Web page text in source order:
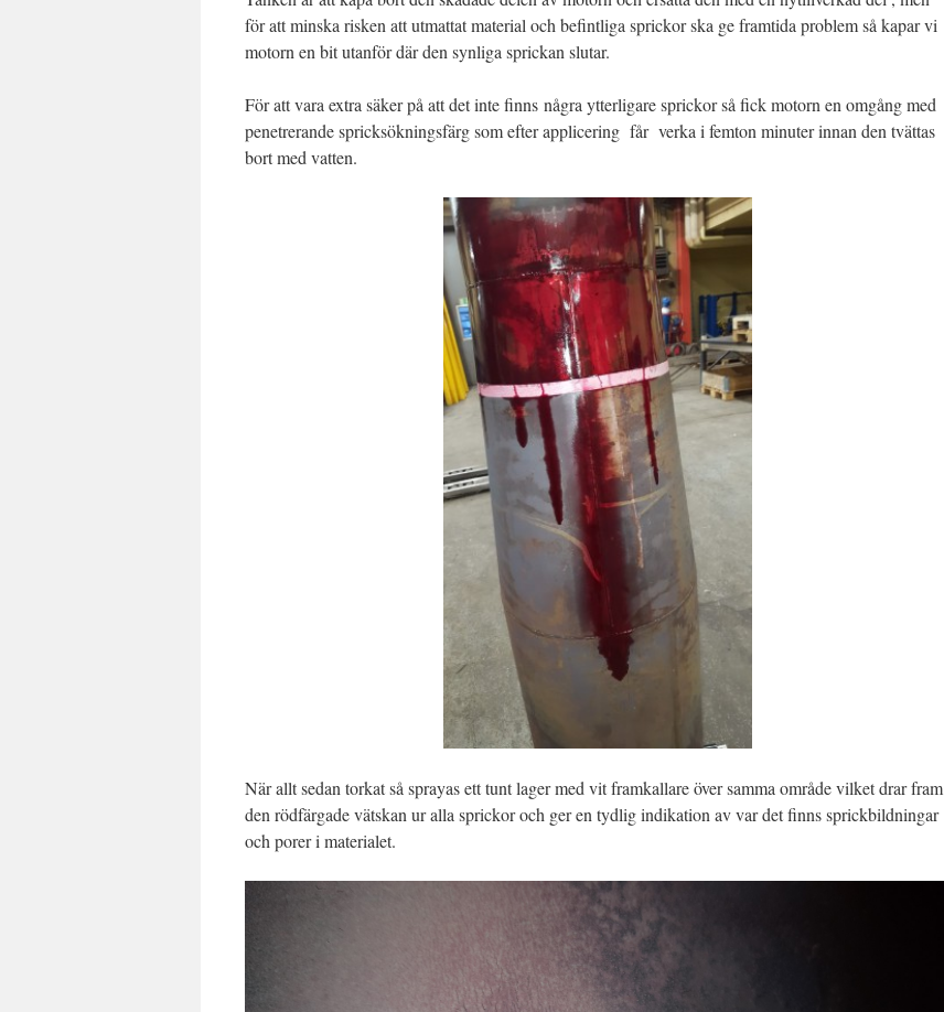
för att minska risken att utmattat material och befintliga sprickor ska ge framtida problem så kapar vi
motorn en bit utanför där den synliga sprickan slutar.
För att vara extra säker på att det inte finns några ytterligare sprickor så fick motorn en omgång med
penetrerande spricksökningsfärg som efter applicering får verka i femton minuter innan den tvättas
bort med vatten.
När allt sedan torkat så sprayas ett tunt lager med vit framkallare över samma område vilket drar fram
den rödfärgade vätskan ur alla sprickor och ger en tydlig indikation av var det finns sprickbildningar
och porer i materialet.